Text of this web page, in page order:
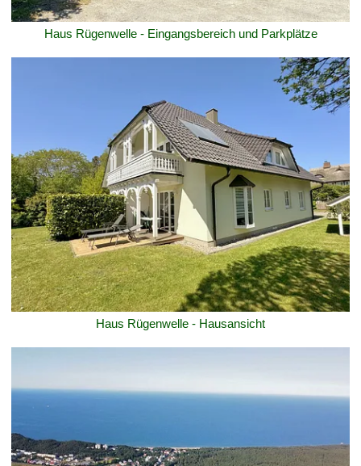
Haus Rügenwelle - Eingangsbereich und Parkplätze
Haus Rügenwelle - Hausansicht